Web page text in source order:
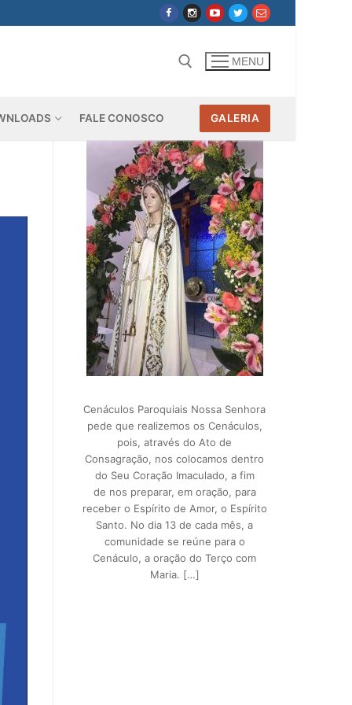
Pesquisar por:
MENU
FALE CONOSCO GALERIA
Cenáculos Paroquiais Nossa Senhora
pede que realizemos os Cenáculos,
pois, através do Ato de
Consagração, nos colocamos dentro
do Seu Coração Imaculado, a fim
de nos preparar, em oração, para
receber o Espírito de Amor, o Espírito
Santo. No dia 13 de cada mês, a
comunidade se reúne para o
Cenáculo, a oração do Terço com
Maria. […]